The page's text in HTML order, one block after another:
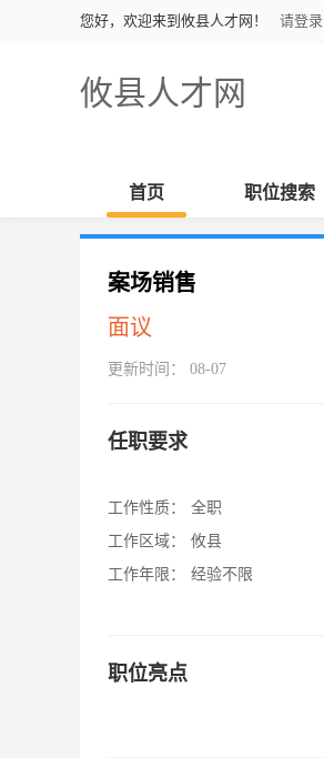
您好，欢迎来到攸县人才网！ 请登录
攸县人才网
首页 职位搜索
案场销售
面议
更新时间： 08-07
任职要求
工作性质：
全职
工作区域：
攸县
工作年限：
经验不限
职位亮点